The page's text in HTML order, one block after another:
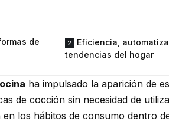
de
Eficiencia,
tendencias del hogar
ha impulsado la aparición de
de cocción sin necesidad de
en los hábitos de consumo dentro